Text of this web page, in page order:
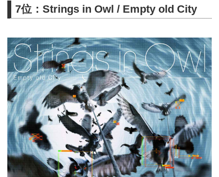
は、“Good Luck, Have Fun”（グ
ッドラック・ハブ・ファン）の略
ールを送る際に使われるスラン
グ。TVアニメ『ONE PIECE』エ
ンディング主題歌「The 1」や、
CLAN QUEENをfeatに迎えたロ
ックナンバー「Dancing in m...
7位：Strings in Owl / Empty old City